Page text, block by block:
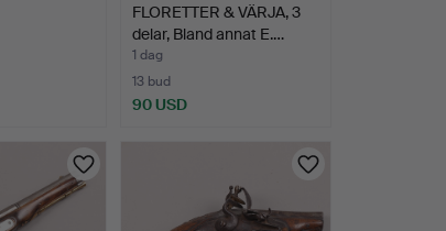
FLORETTER & VÄRJA, 3
delar, Bland annat E.…
1 dag
13 bud
90 USD